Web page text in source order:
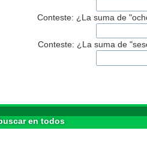
Conteste: ¿La suma de
Conteste: ¿La suma de
en todos